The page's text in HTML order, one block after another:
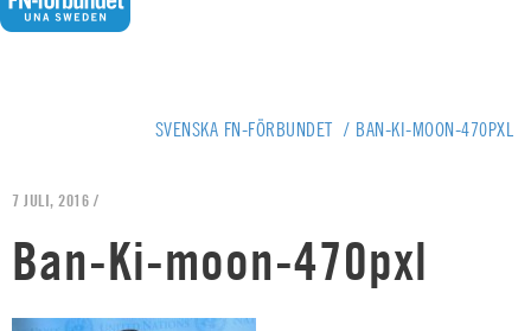
SVENSKA FN-FÖRBUNDET / BAN-KI-MOON-470PXL
7 JULI, 2016 /
Ban-Ki-moon-470pxl